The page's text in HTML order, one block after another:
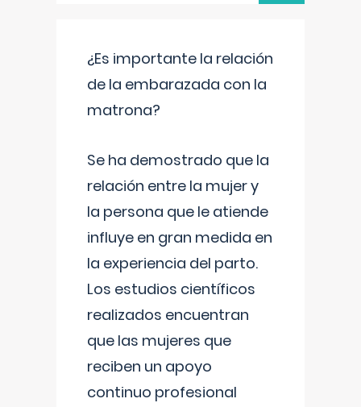
¿Es importante la relación
de la embarazada con la
matrona?
Se ha demostrado que la
relación entre la mujer y
la persona que le atiende
influye en gran medida en
la experiencia del parto.
Los estudios científicos
realizados encuentran
que las mujeres que
reciben un apoyo
continuo profesional